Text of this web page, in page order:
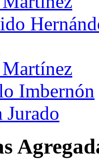
Imbernón
Jurado